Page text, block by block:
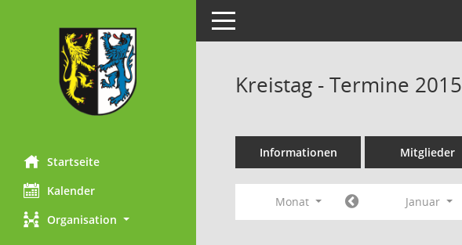
Startseite
Kalender
Organisation
Toggle navigation
Kreistag - Termine 2015
Informationen Mitglieder
Monat Januar